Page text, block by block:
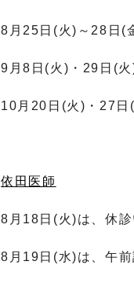
8月25日(火)～28日(
9月8日(火)・29日(火
10月20日(火)・27日
依田医師
8月18日(火)は、休診
8月19日(水)は、午